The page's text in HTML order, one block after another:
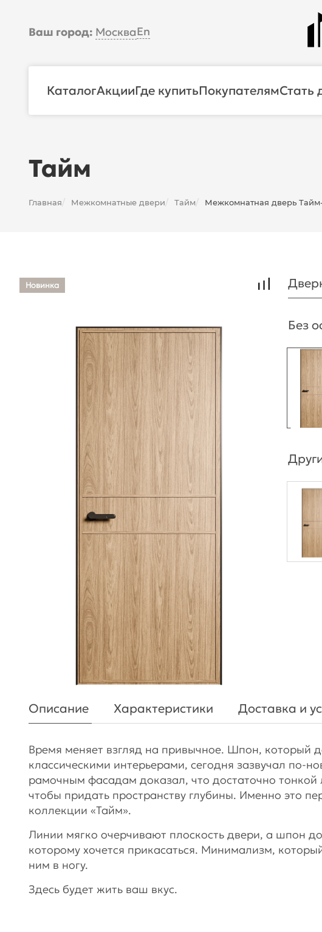
Ваш город: МоскваEn
КаталогАкцииГде купитьПокупателямСтать
Тайм
Главная/ Межкомнатные двери/ Тайм/ Межкомнатная дверь
Новинка
Без
Описание Характеристики Доставка и
Время меняет взгляд на привычное. Шпон, который
классическими интерьерами, сегодня зазвучал по-
рамочным фасадам доказал, что достаточно тонкой
чтобы придать пространству глубины. Именно это
коллекции «Тайм».
Линии мягко очерчивают плоскость двери, а шпон
которому хочется прикасаться. Минимализм,
ним в ногу.
Здесь будет жить ваш вкус.